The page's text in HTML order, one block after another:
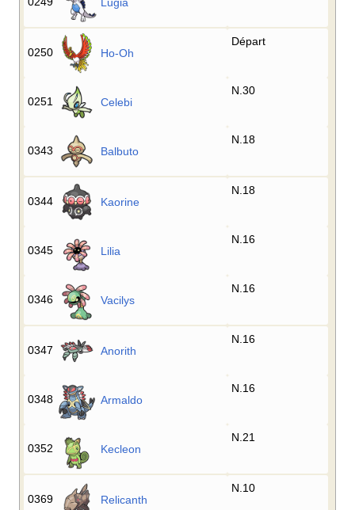
0250 Ho-Oh
Départ
0251 Celebi
N.30
0343 Balbuto
N.18
0344 Kaorine
N.18
0345 Lilia
N.16
0346 Vacilys
N.16
0347 Anorith
N.16
0348 Armaldo
N.16
0352 Kecleon
N.21
0369 Relicanth
N.10